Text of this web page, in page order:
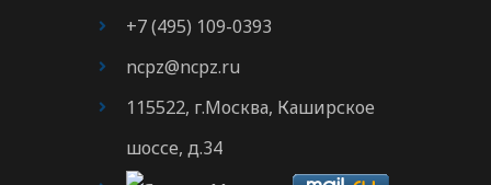
+7 (495) 109-0393
ncpz@ncpz.ru
115522, г.Москва, Каширское
шоссе, д.34